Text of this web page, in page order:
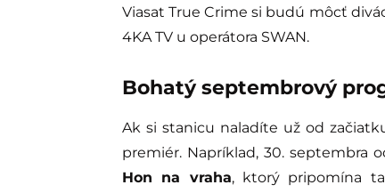
Viasat True Crime si budú môcť
4KA TV u operátora SWAN.
Bohatý septembrový
Ak si stanicu naladíte už od
premiér. Napríklad, 30. septembra
Hon na vraha, ktorý pripomína